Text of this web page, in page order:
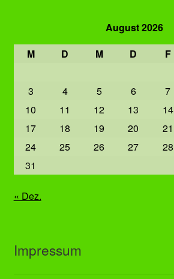
August 2026
M
D M D F
3
4 5 6 7
10
11 12 13 14
17
18 19 20 21
24
25 26 27 28
31
« Dez.
Impressum